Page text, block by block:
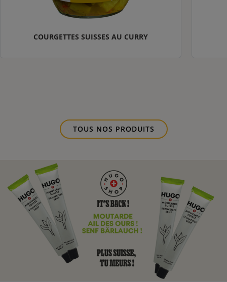
COURGETTES SUISSES AU CURRY
TOUS NOS PRODUITS